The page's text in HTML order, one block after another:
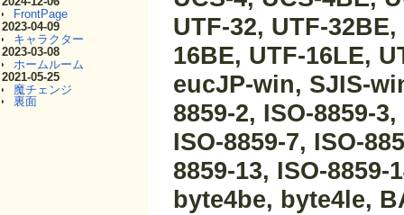
FrontPage
2023-04-09
キャラクター
2023-03-08
ホームルーム
2021-05-25
魔チェンジ
裏面
UTF-32, UTF-
16BE, UTF-16LE,
eucJP-win, SJIS-
8859-2, ISO-8859-
ISO-8859-7, ISO-
8859-13, ISO-
byte4be, byte4le,